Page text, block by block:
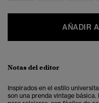
AÑADIR
Notas del editor
Inspirados en el estilo
son una prenda vintage básica.